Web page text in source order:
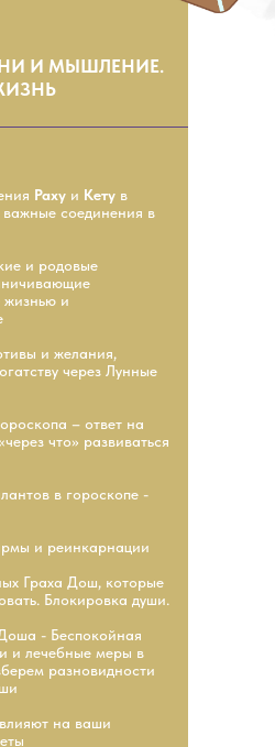
И МЫШЛЕНИЕ.
Раху и Кету в
важные соединения в
и родовые
жизнью и
и желания,
через Лунные
– ответ на
что» развиваться
в гороскопе -
и реинкарнации
Граха Дош, которые
Блокировка души.
- Беспокойная
и лечебные меры в
разновидности
на ваши